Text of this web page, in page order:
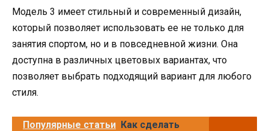
Модель 3 имеет стильный и современный дизайн,
который позволяет использовать ее не только для
занятия спортом, но и в повседневной жизни. Она
доступна в различных цветовых вариантах, что
позволяет выбрать подходящий вариант для любого
стиля.
Популярные статьи Как сделать